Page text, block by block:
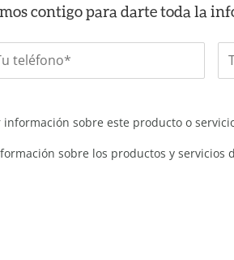
contigo para darte toda la
sobre este producto o
sobre los productos y servicios